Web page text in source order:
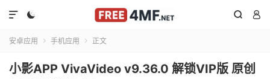
  

安卓应用  手机应用  正文
小影APP VivaVideo v9.36.0 解锁VIP版 原创